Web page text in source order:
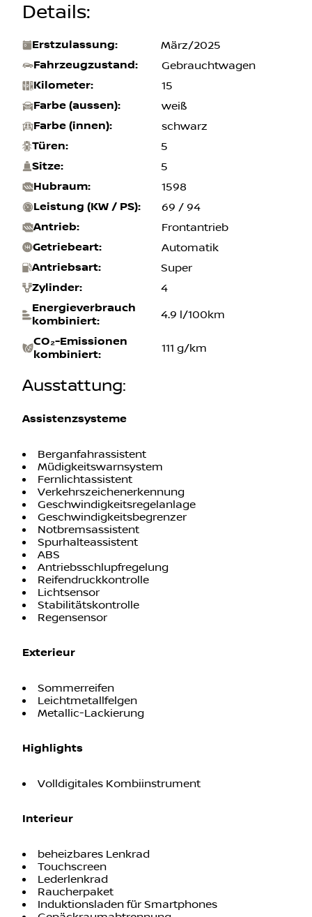
Details:
Erstzulassung: März/2025
Fahrzeugzustand: Gebrauchtwagen
Kilometer: 15
Farbe (aussen): weiß
Farbe (innen): schwarz
Türen: 5
Sitze: 5
Hubraum: 1598
Leistung (KW / PS): 69 / 94
Antrieb: Frontantrieb
Getriebeart: Automatik
Antriebsart: Super
Zylinder: 4
Energieverbrauch
kombiniert: 4.9 l/100km
CO₂-Emissionen
kombiniert: 111 g/km
Ausstattung:
Assistenzsysteme
Berganfahrassistent
Müdigkeitswarnsystem
Fernlichtassistent
Verkehrszeichenerkennung
Geschwindigkeitsregelanlage
Geschwindigkeitsbegrenzer
Notbremsassistent
Spurhalteassistent
ABS
Antriebsschlupfregelung
Reifendruckkontrolle
Lichtsensor
Stabilitätskontrolle
Regensensor
Exterieur
Sommerreifen
Leichtmetallfelgen
Metallic-Lackierung
Highlights
Volldigitales Kombiinstrument
Interieur
beheizbares Lenkrad
Touchscreen
Lederlenkrad
Raucherpaket
Induktionsladen für Smartphones